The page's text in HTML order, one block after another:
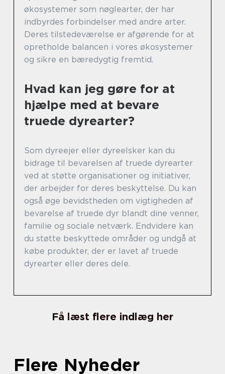
økosystemer som nøglearter, der har
indbyrdes forbindelser med andre arter.
Deres tilstedeværelse er afgørende for at
opretholde balancen i vores økosystemer
og sikre en bæredygtig fremtid.
Hvad kan jeg gøre for at
hjælpe med at bevare
truede dyrearter?
Som dyreejer eller dyreelsker kan du
bidrage til bevarelsen af truede dyrearter
ved at støtte organisationer og initiativer,
der arbejder for deres beskyttelse. Du kan
også øge bevidstheden om vigtigheden af
bevarelse af truede dyr blandt dine venner,
familie og sociale netværk. Endvidere kan
du støtte beskyttede områder og undgå at
købe produkter, der er lavet af truede
dyrearter eller deres dele.
Få læst flere indlæg her
Flere Nyheder